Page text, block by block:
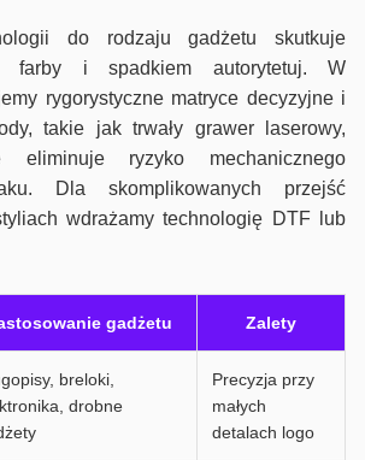
do rodzaju gadżetu skutkuje
farby i spadkiem autorytetuj. W
rygorystyczne matryce decyzyjne i
takie jak trwały grawer laserowy,
eliminuje ryzyko mechanicznego
Dla skomplikowanych przejść
wdrażamy technologię DTF lub
gadżetu Zalety
breloki,
drobne
Precyzja przy
małych
detalach logo